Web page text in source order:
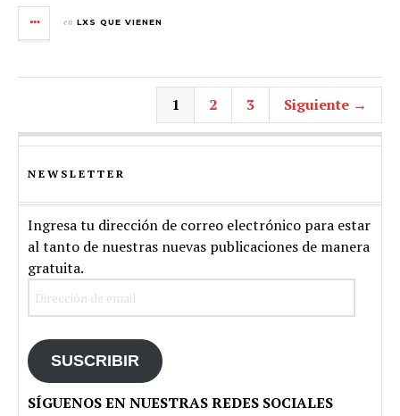
en LXS QUE VIENEN
1 2 3 Siguiente →
NEWSLETTER
Ingresa tu dirección de correo electrónico para estar
al tanto de nuestras nuevas publicaciones de manera
gratuita.
SUSCRIBIR
SÍGUENOS EN NUESTRAS REDES SOCIALES